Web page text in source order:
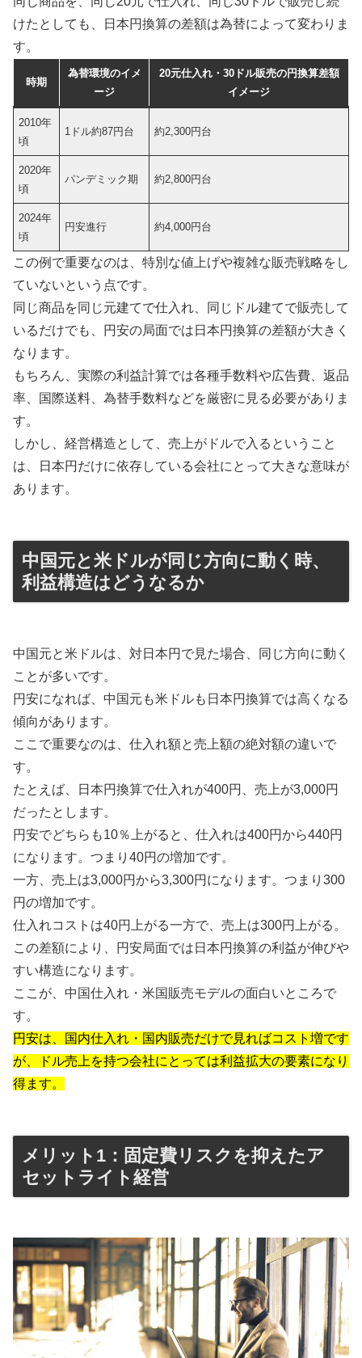
けたとしても、日本円換算の差額は為替によって変わりま
す。
時期
為替環境のイメ
ージ
20元仕入れ・30ドル販売の円換算差額
イメージ
2010年
頃
1ドル約87円台 約2,300円台
2020年
頃
パンデミック期 約2,800円台
2024年
頃
円安進行 約4,000円台
この例で重要なのは、特別な値上げや複雑な販売戦略をし
ていないという点です。
同じ商品を同じ元建てで仕入れ、同じドル建てで販売して
いるだけでも、円安の局面では日本円換算の差額が大きく
なります。
もちろん、実際の利益計算では各種手数料や広告費、返品
率、国際送料、為替手数料などを厳密に見る必要がありま
す。
しかし、経営構造として、売上がドルで入るということ
は、日本円だけに依存している会社にとって大きな意味が
あります。
中国元と米ドルが同じ方向に動く時、
利益構造はどうなるか
中国元と米ドルは、対日本円で見た場合、同じ方向に動く
ことが多いです。
円安になれば、中国元も米ドルも日本円換算では高くなる
傾向があります。
ここで重要なのは、仕入れ額と売上額の絶対額の違いで
す。
たとえば、日本円換算で仕入れが400円、売上が3,000円
だったとします。
円安でどちらも10％上がると、仕入れは400円から440円
になります。つまり40円の増加です。
一方、売上は3,000円から3,300円になります。つまり300
円の増加です。
仕入れコストは40円上がる一方で、売上は300円上がる。
この差額により、円安局面では日本円換算の利益が伸びや
すい構造になります。
ここが、中国仕入れ・米国販売モデルの面白いところで
す。
円安は、国内仕入れ・国内販売だけで見ればコスト増です
が、ドル売上を持つ会社にとっては利益拡大の要素になり
得ます。
メリット1：固定費リスクを抑えたア
セットライト経営